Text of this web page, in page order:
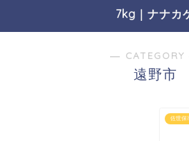
7kg｜ナナカ
―
遠野市
佐世保